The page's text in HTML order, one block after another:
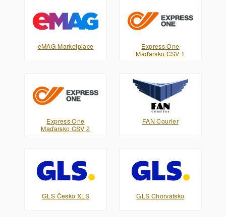
eMAG Marketplace
Express One
Maďarsko CSV 1
Express One
Maďarsko CSV 2
FAN Courier
GLS Česko XLS GLS Chorvatsko